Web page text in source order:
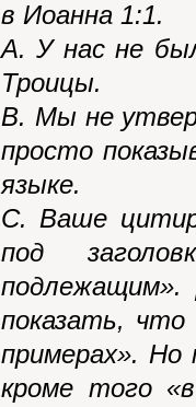
в Иоанна 1:1.
А. У нас не
Троицы.
В. Мы не
просто
языке.
С. Ваше
под
показать,
примерах». Но
кроме того